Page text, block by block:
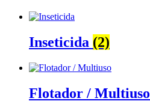
Inseticida (2)
Flotador / Multiuso